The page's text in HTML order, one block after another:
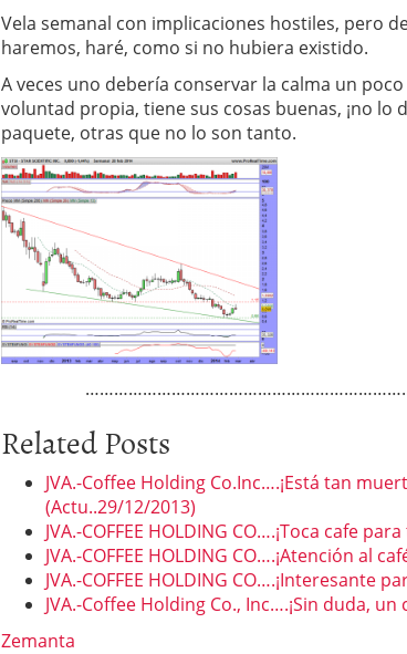
Vela semanal con implicaciones hostiles, pero
haremos, haré, como si no hubiera existido.
A veces uno debería conservar la calma un
voluntad propia, tiene sus cosas buenas, ¡no lo
paquete, otras que no lo son tanto.
Related Posts
JVA.-Coffee Holding Co.Inc….¡Está tan
(Actu..29/12/2013)
JVA.-COFFEE HOLDING CO….¡Toca cafe
JVA.-COFFEE HOLDING CO….¡Atención al
JVA.-COFFEE HOLDING CO….¡Interesante
JVA.-Coffee Holding Co., Inc….¡Sin duda,
Zemanta